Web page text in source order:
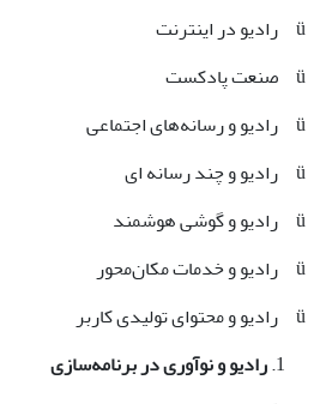
ü رادیو در اینترنت
ü صنعت پادکست
ü رادیو و رسانه‌های اجتماعی
ü رادیو و چند رسانه ­ای
ü رادیو و گوشی هوشمند
ü رادیو و خدمات مکان‌محور
ü رادیو و محتوای تولیدی کاربر
رادیو و نوآوری در برنامه‌سازی